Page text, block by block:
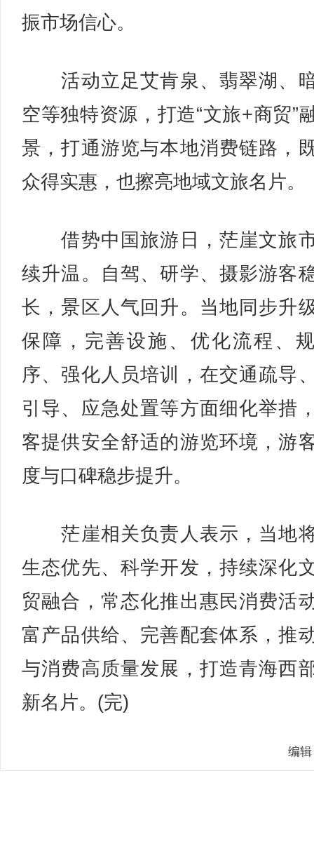
振市场信心。
活动立足艾肯泉、翡翠湖、
空等独特资源，打造“文旅+商贸”
景，打通游览与本地消费链路，
众得实惠，也擦亮地域文旅名片。
借势中国旅游日，茫崖文旅
续升温。自驾、研学、摄影游客
长，景区人气回升。当地同步升
保障，完善设施、优化流程、
序、强化人员培训，在交通疏导
引导、应急处置等方面细化举措
客提供安全舒适的游览环境，游
度与口碑稳步提升。
茫崖相关负责人表示，当地
生态优先、科学开发，持续深化
贸融合，常态化推出惠民消费活
富产品供给、完善配套体系，推
与消费高质量发展，打造青海西
新名片。(完)
编